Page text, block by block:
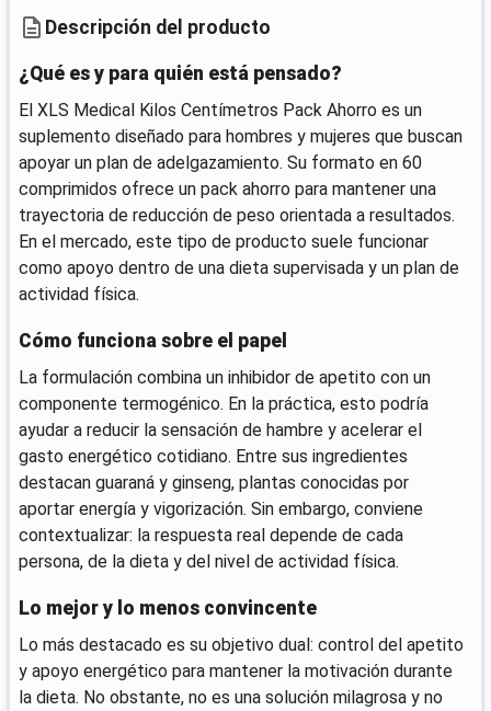
Descripción del producto
¿Qué es y para quién está pensado?
El XLS Medical Kilos Centímetros Pack Ahorro es un
suplemento diseñado para hombres y mujeres que buscan
apoyar un plan de adelgazamiento. Su formato en 60
comprimidos ofrece un pack ahorro para mantener una
trayectoria de reducción de peso orientada a resultados.
En el mercado, este tipo de producto suele funcionar
como apoyo dentro de una dieta supervisada y un plan de
actividad física.
Cómo funciona sobre el papel
La formulación combina un inhibidor de apetito con un
componente termogénico. En la práctica, esto podría
ayudar a reducir la sensación de hambre y acelerar el
gasto energético cotidiano. Entre sus ingredientes
destacan guaraná y ginseng, plantas conocidas por
aportar energía y vigorización. Sin embargo, conviene
contextualizar: la respuesta real depende de cada
persona, de la dieta y del nivel de actividad física.
Lo mejor y lo menos convincente
Lo más destacado es su objetivo dual: control del apetito
y apoyo energético para mantener la motivación durante
la dieta. No obstante, no es una solución milagrosa y no